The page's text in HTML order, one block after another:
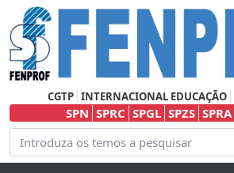
CGTP INTERNACIONAL EDUCAÇÃO
SPN SPRC SPGL SPZS SPRA